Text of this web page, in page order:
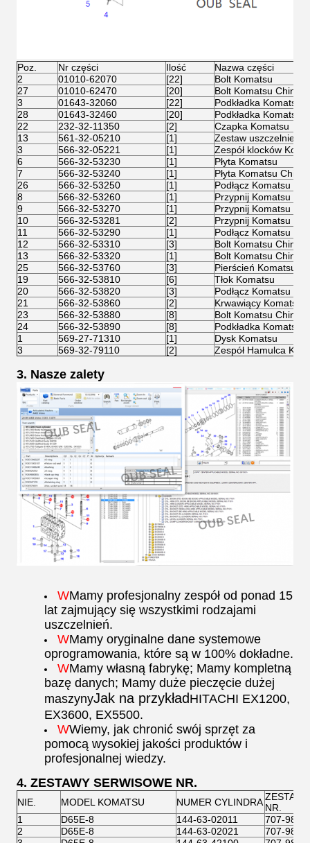
Poz. Nr części Ilość
Nazwa części
2
01010-62070 [22]
Bolt Komatsu
27
01010-62470 [20]
Bolt Komatsu Chiny
3
01643-32060 [22]
Podkładka Komatsu
28
01643-32460 [20]
Podkładka Komatsu
22
232-32-11350 [2]
Czapka Komatsu
13
561-32-05210 [1]
Zestaw uszczelnień
3
566-32-05221 [1]
Zespół klocków
6
566-32-53230 [1]
Płyta Komatsu
7
566-32-53240 [1]
Płyta Komatsu Chiny
26
566-32-53250 [1]
Podłącz Komatsu
8
566-32-53260 [1]
Przypnij Komatsu
9
566-32-53270 [1]
Przypnij Komatsu
10
566-32-53281 [2]
Przypnij Komatsu
11
566-32-53290 [1]
Podłącz Komatsu
12
566-32-53310 [3]
Bolt Komatsu Chiny
13
566-32-53320 [1]
Bolt Komatsu Chiny
25
566-32-53760 [3]
Pierścień Komatsu
19
566-32-53810 [6]
Tłok Komatsu
20
566-32-53820 [3]
Podłącz Komatsu
21
566-32-53860 [2]
Krwawiący Komatsu
23
566-32-53880 [8]
Bolt Komatsu Chiny
24
566-32-53890 [8]
Podkładka Komatsu
1
569-27-71310 [1]
Dysk Komatsu
3
569-32-79110 [2] Zespół Hamulca
3. Nasze zalety
WMamy profesjonalny zespół od ponad 15
lat zajmujący się wszystkimi rodzajami
uszczelnień.
WMamy oryginalne dane systemowe
oprogramowania, które są w 100% dokładne.
WMamy własną fabrykę; Mamy kompletną
bazę danych; Mamy duże pieczęcie dużej
maszynyJak na przykładHITACHI EX1200,
EX3600, EX5500.
WWiemy, jak chronić swój sprzęt za
pomocą wysokiej jakości produktów i
profesjonalnej wiedzy.
4. ZESTAWY SERWISOWE NR.
NIE. MODEL KOMATSU NUMER CYLINDRAZESTAW
NR.
1
D65E-8 144-63-02011
707-98-
2
D65E-8 144-63-02021
707-98-